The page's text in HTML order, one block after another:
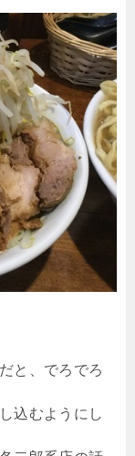
と、でろでろ
込むようにし